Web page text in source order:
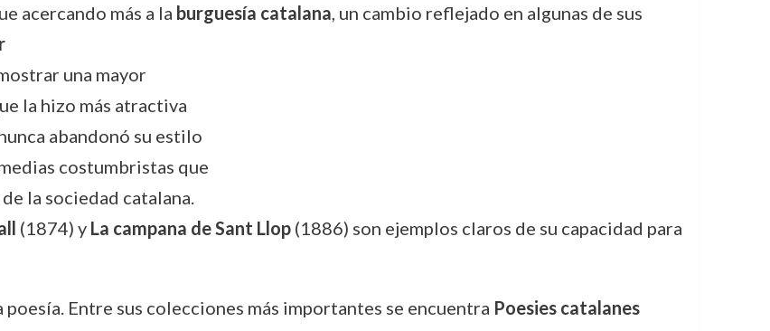
acercando más a la burguesía catalana, un cambio reflejado en algunas de sus
una mayor
la hizo más atractiva
abandonó su estilo
costumbristas que
la sociedad catalana.
(1874) y La campana de Sant Llop(1886) son ejemplos claros de su capacidad para
Entre sus colecciones más importantes se encuentra Poesies catalanes